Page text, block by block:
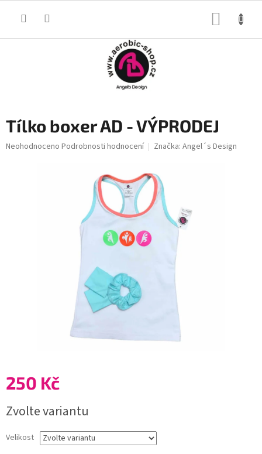
Tílko boxer AD - VÝPRODEJ
Průměrné
Neohodnoceno Podrobnosti hodnocení Značka: Angel´s Design
250 Kč
cena:
Zvolte variantu
Velikost